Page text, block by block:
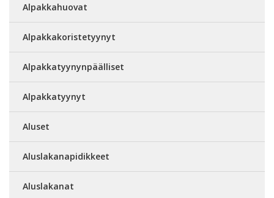
Alpakkahuovat
Alpakkakoristetyynyt
Alpakkatyynynpäälliset
Alpakkatyynyt
Aluset
Aluslakanapidikkeet
Aluslakanat